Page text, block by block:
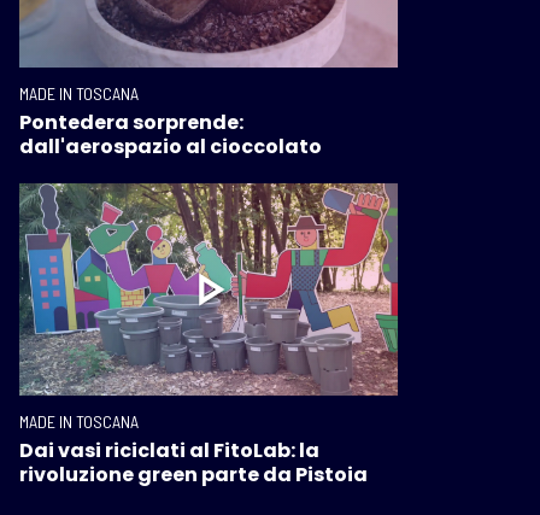
MADE IN TOSCANA
Pontedera sorprende:
dall'aerospazio al cioccolato
MADE IN TOSCANA
Dai vasi riciclati al FitoLab: la
rivoluzione green parte da Pistoia